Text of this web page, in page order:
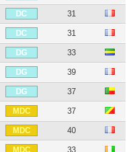
DC 31
DC 31
DG 33
DG 39
DG 37
MDC 37
MDC 40
MDC 33